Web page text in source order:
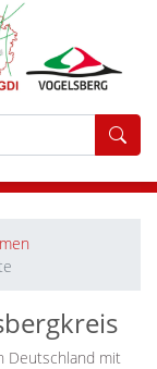
Deutschland mit